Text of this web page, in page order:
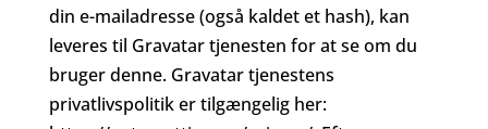
din e-mailadresse (også kaldet et hash), kan
leveres til Gravatar tjenesten for at se om du
bruger denne. Gravatar tjenestens
privatlivspolitik er tilgængelig her: